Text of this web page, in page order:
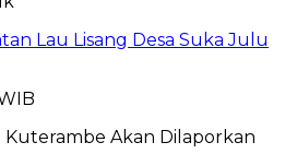
Lau Lisang Desa Suka Julu